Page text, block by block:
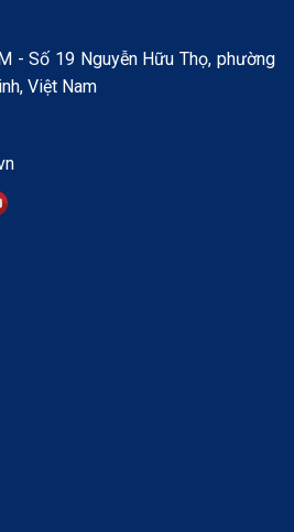
- Số 19 Nguyễn Hữu Thọ, phường
Việt Nam